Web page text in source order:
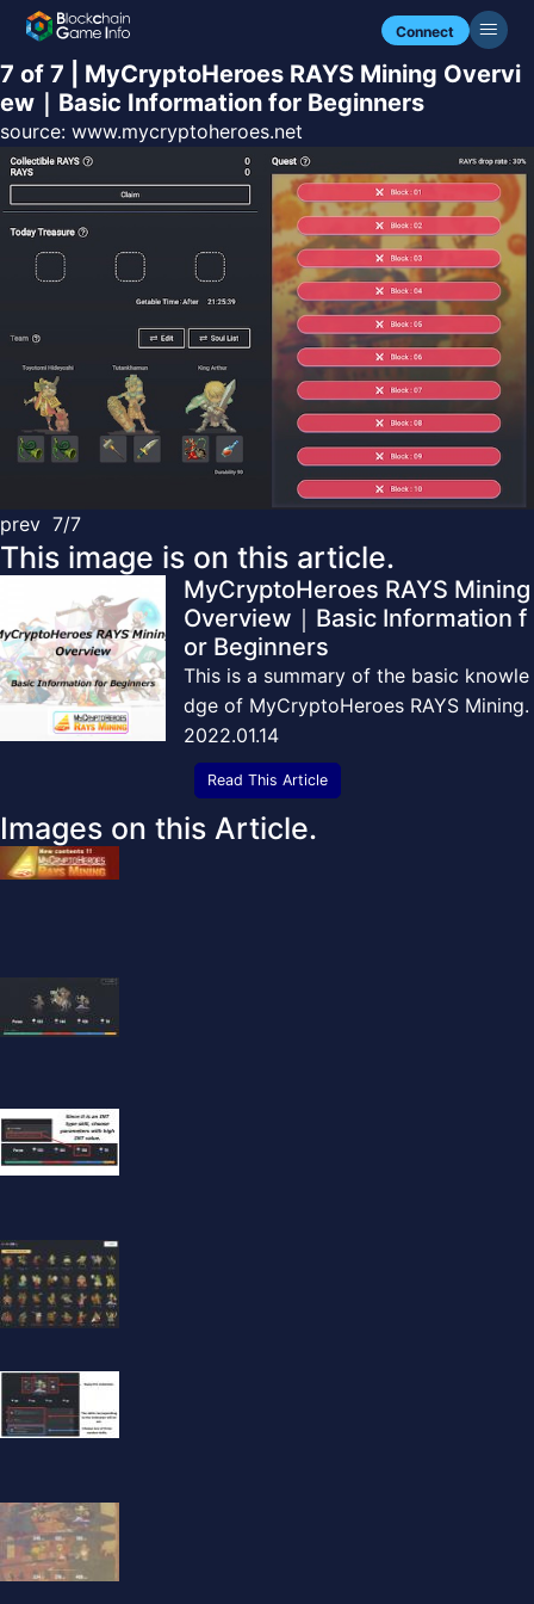
Connect
7 of 7 | MyCryptoHeroes RAYS Mining Overvi
ew｜Basic Information for Beginners
source: www.mycryptoheroes.net
prev 7/7
This image is on this article.
MyCryptoHeroes RAYS Mining
Overview｜Basic Information f
or Beginners
This is a summary of the basic knowle
dge of MyCryptoHeroes RAYS Mining.
2022.01.14
Read This Article
Images on this Article.